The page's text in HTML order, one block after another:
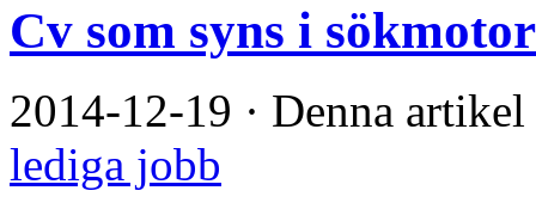
Cv som syns i
2014-12-19 · Denna
lediga jobb